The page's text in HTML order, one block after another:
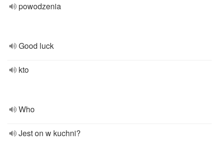
powodzenia
Good luck
kto
Who
Jest on w kuchni?